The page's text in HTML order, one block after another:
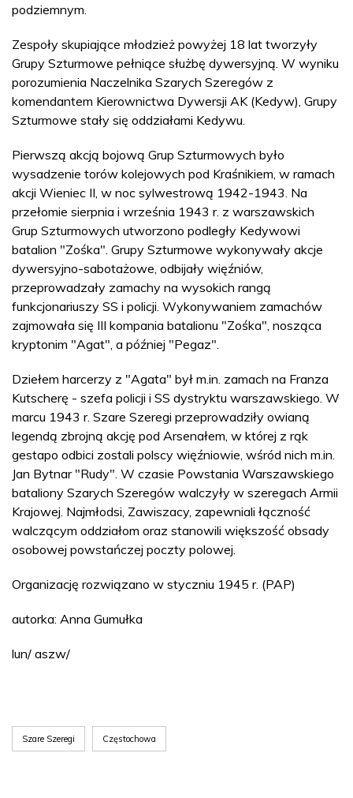
podziemnym.
Zespoły skupiające młodzież powyżej 18 lat tworzyły
Grupy Szturmowe pełniące służbę dywersyjną. W wyniku
porozumienia Naczelnika Szarych Szeregów z
komendantem Kierownictwa Dywersji AK (Kedyw), Grupy
Szturmowe stały się oddziałami Kedywu.
Pierwszą akcją bojową Grup Szturmowych było
wysadzenie torów kolejowych pod Kraśnikiem, w ramach
akcji Wieniec II, w noc sylwestrową 1942-1943. Na
przełomie sierpnia i września 1943 r. z warszawskich
Grup Szturmowych utworzono podległy Kedywowi
batalion "Zośka". Grupy Szturmowe wykonywały akcje
dywersyjno-sabotażowe, odbijały więźniów,
przeprowadzały zamachy na wysokich rangą
funkcjonariuszy SS i policji. Wykonywaniem zamachów
zajmowała się III kompania batalionu "Zośka", nosząca
kryptonim "Agat", a później "Pegaz".
Dziełem harcerzy z "Agata" był m.in. zamach na Franza
Kutscherę - szefa policji i SS dystryktu warszawskiego. W
marcu 1943 r. Szare Szeregi przeprowadziły owianą
legendą zbrojną akcję pod Arsenałem, w której z rąk
gestapo odbici zostali polscy więźniowie, wśród nich m.in.
Jan Bytnar "Rudy". W czasie Powstania Warszawskiego
bataliony Szarych Szeregów walczyły w szeregach Armii
Krajowej. Najmłodsi, Zawiszacy, zapewniali łączność
walczącym oddziałom oraz stanowili większość obsady
osobowej powstańczej poczty polowej.
Organizację rozwiązano w styczniu 1945 r. (PAP)
autorka: Anna Gumułka
lun/ aszw/
Szare Szeregi Częstochowa